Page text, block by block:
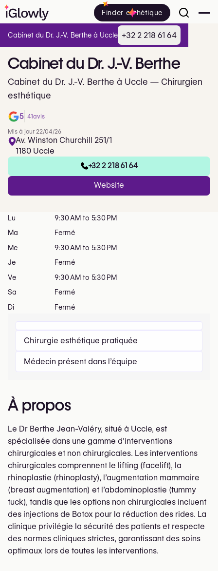
Finder esthétique
Cabinetdu Dr. J.-V. Berthe
Cabinet du Dr. J.-V. Berthe à Uccle — Chirurgien
esthétique
5 41avis
Mis à jour 22/04/26
Av. Winston Churchill 251/1
1180 Uccle
+32 2 218 61 64
Website
Chirurgie esthétique pratiquée
Médecin présent dans l’équipe
À propos
Le Dr Berthe Jean-Valéry, situé à Uccle, est
spécialisée dans une gamme d’interventions
chirurgicales et non chirurgicales. Les interventions
chirurgicales comprennent le lifting (facelift), la
rhinoplastie (rhinoplasty), l’augmentation mammaire
(breast augmentation) et l’abdominoplastie (tummy
tuck), tandis que les options non chirurgicales incluent
des injections de Botox pour la réduction des rides. La
clinique privilégie la sécurité des patients et respecte
des normes cliniques strictes, garantissant des soins
optimaux lors de toutes les interventions.
Lu
9:30 AM to 5:30 PM
Ma
Fermé
Me
9:30 AM to 5:30 PM
Je
Fermé
Ve
9:30 AM to 5:30 PM
Sa
Fermé
Di
Fermé
Cabinet du Dr. J.-V. Berthe à Uccle +32 2 218 61 64